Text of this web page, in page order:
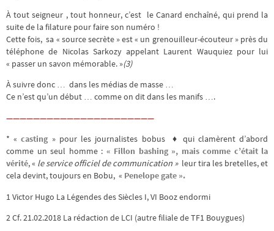
À tout seigneur , tout honneur, c’est le Canard enchaîné, qui prend la
suite de la filature pour faire son numéro !
Cette fois, sa « source secrète » est « un grenouilleur-écouteur » près du
téléphone de Nicolas Sarkozy appelant Laurent Wauquiez pour lui
« passer un savon mémorable. »(3)
À suivre donc … dans les médias de masse …
Ce n’est qu’un début … comme on dit dans les manifs ….
——————————————————————
* «casting » pour les journalistes bobus ♦ qui clamèrent d’abord
comme un seul homme : « Fillon bashing », mais comme c’était la
vérité, « le service officiel de communication » leur tira les bretelles, et
cela devint, toujours en Bobu, « Penelope gate ».
1 Victor Hugo La Légendes des Siècles I, VI Booz endormi
2 Cf. 21.02.2018 La rédaction de LCI (autre filiale de TF1 Bouygues)